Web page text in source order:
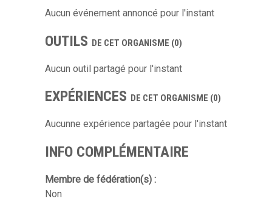
Aucun événement annoncé pour l'instant
OUTILS DE CET ORGANISME (0)
Aucun outil partagé pour l'instant
EXPÉRIENCES DE CET ORGANISME (0)
Aucunne expérience partagée pour l'instant
INFO COMPLÉMENTAIRE
Membre de fédération(s) :
Non